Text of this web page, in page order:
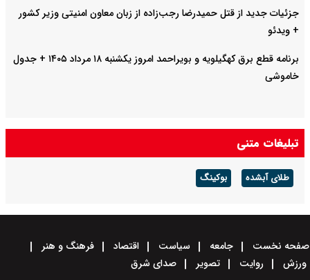
جزئیات جدید از قتل حمیدرضا رجب‌زاده از زبان معاون امنیتی وزیر کشور
+ ویدئو
برنامه قطع برق کهگیلویه و بویراحمد امروز یکشنبه ۱۸ مرداد ۱۴۰۵ + جدول
خاموشی
تبلیغات متنی
طلای آبشده بوکینگ
صفحه نخست جامعه سیاست اقتصاد
فرهنگ و هنر
ورزش
روایت تصویر صدای شرق